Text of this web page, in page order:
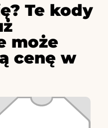
Te kody
może
cenę w